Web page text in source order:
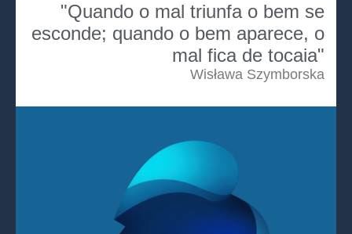
"Quando o mal triunfa o bem se
esconde; quando o bem aparece, o
mal fica de tocaia"
Wisława Szymborska